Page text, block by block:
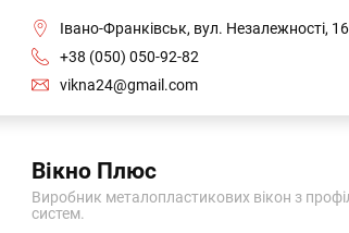
Івано-Франківськ, вул. Незалежності,
+38 (050) 050-92-82
vikna24@gmail.com
Вікно Плюс
Виробник металопластикових вікон з
систем.